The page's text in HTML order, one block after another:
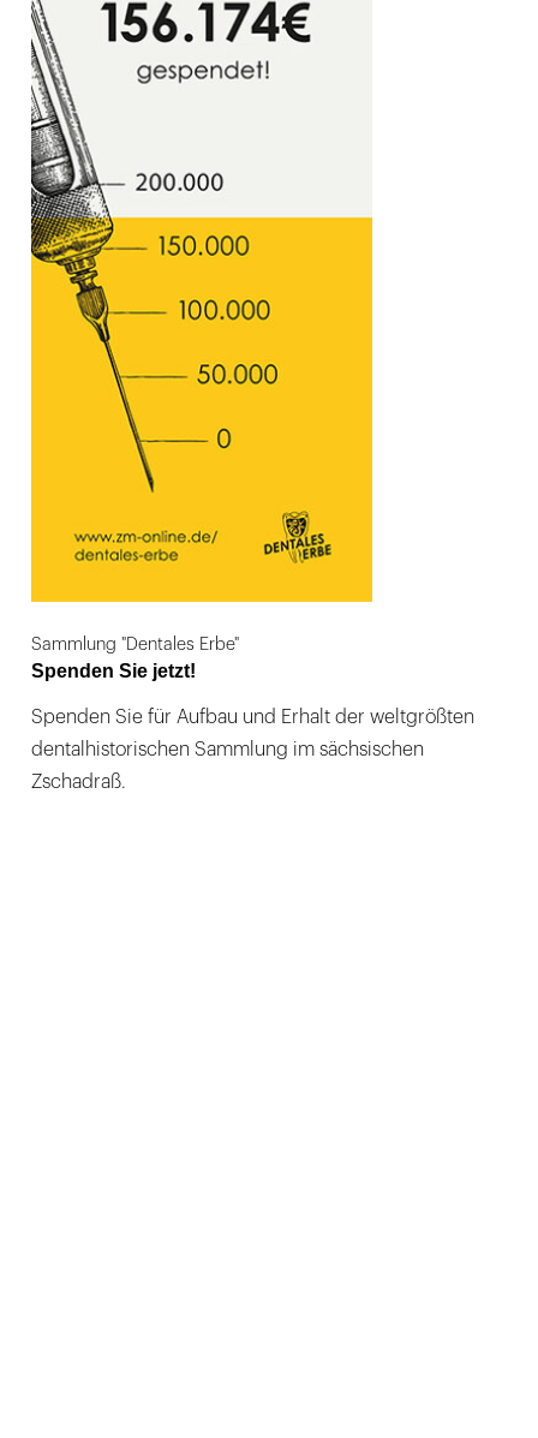
Sammlung "Dentales Erbe"
Spenden Sie jetzt!
Spenden Sie für Aufbau und Erhalt der weltgrößten
dentalhistorischen Sammlung im sächsischen
Zschadraß.